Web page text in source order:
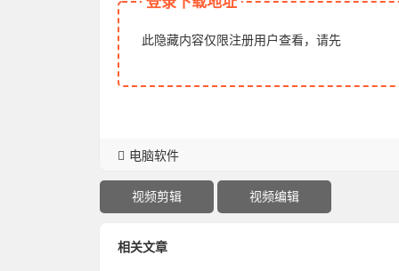
此隐藏内容仅限注册用户查看，请先
电脑软件
视频剪辑 视频编辑
相关文章